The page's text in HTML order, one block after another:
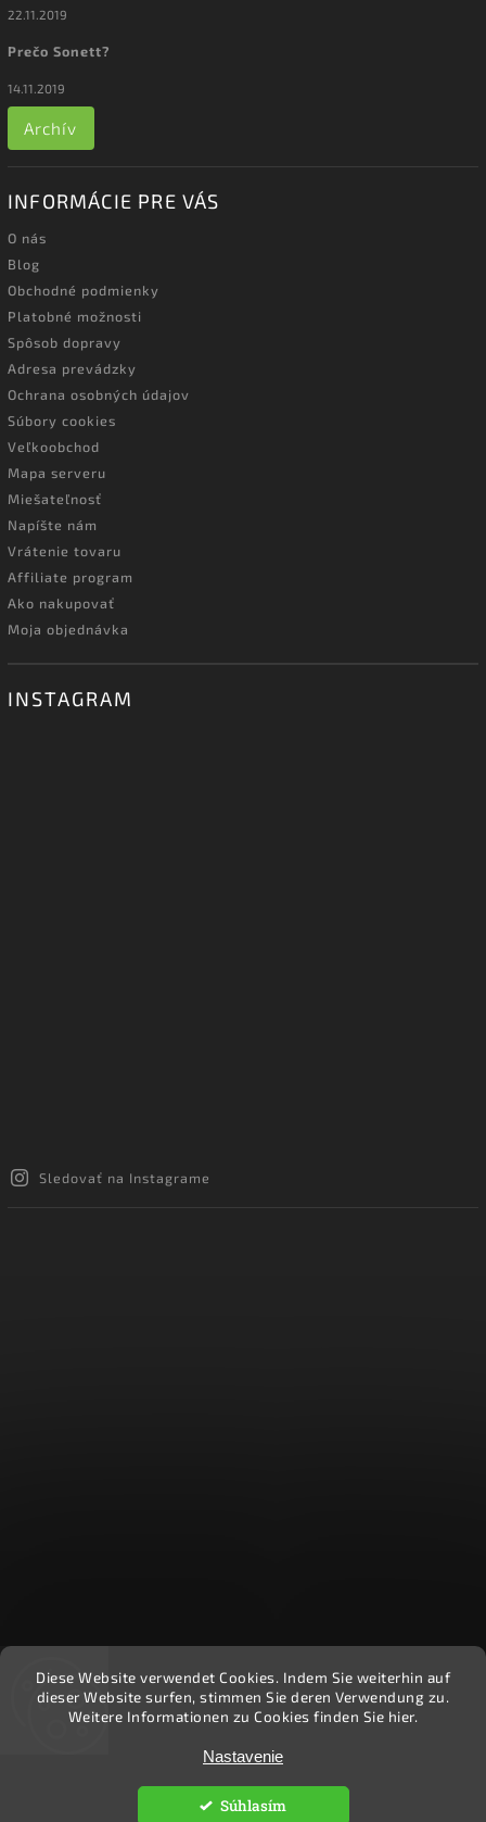
Diese Website verwendet Cookies. Indem Sie weiterhin auf
dieser Website surfen, stimmen Sie deren Verwendung zu.
Weitere Informationen zu Cookies finden Sie hier.
Nastavenie
Súhlasím
22.11.2019
Prečo Sonett?
14.11.2019
Archív
INFORMÁCIE PRE VÁS
O nás
Blog
Obchodné podmienky
Platobné možnosti
Spôsob dopravy
Adresa prevádzky
Ochrana osobných údajov
Súbory cookies
Veľkoobchod
Mapa serveru
Miešateľnosť
Napíšte nám
Vrátenie tovaru
Affiliate program
Ako nakupovať
Moja objednávka
INSTAGRAM
Sledovať na Instagrame
Recenzie zákazníkov - Heuréka
Ekočlovek. Všetky práva vyhradené.
Upraviť nastavenie cookies
Shoptet| DesignShoptak.cz.